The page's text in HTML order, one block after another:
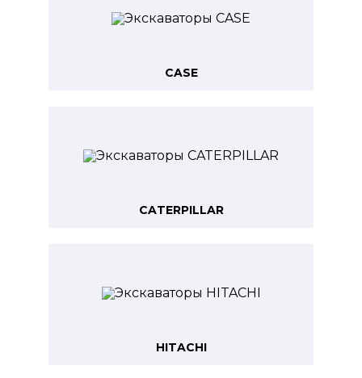
CASE
CATERPILLAR
HITACHI